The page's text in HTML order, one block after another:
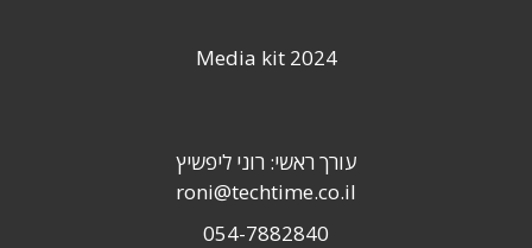
Media kit 2024
עורך ראשי: רוני ליפשיץ
roni@techtime.co.il
054-7882840